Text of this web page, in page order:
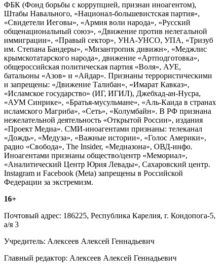
ФБК (Фонд борьбы с коррупцией, признан иноагентом),
Штабы Навального, «Национал-большевистская партия»,
«Свидетели Иеговы», «Армия воли народа», «Русский
общенациональный союз», «Движение против нелегальной
иммиграции», «Правый сектор», УНА-УНСО, УПА, «Тризуб
им. Степана Бандеры», «Мизантропик дивижн», «Меджлис
крымскотатарского народа», движение «Артподготовка»,
общероссийская политическая партия «Воля», АУЕ,
батальоны «Азов» и «Айдар». Признаны террористическими
и запрещены: «Движение Талибан», «Имарат Кавказ»,
«Исламское государство» (ИГ, ИГИЛ), Джебхад-ан-Нусра,
«АУМ Синрике», «Братья-мусульмане», «Аль-Каида в странах
исламского Магриба», «Сеть», «Колумбайн». В РФ признана
нежелательной деятельность «Открытой России», издания
«Проект Медиа». СМИ-иноагентами признаны: телеканал
«Дождь», «Медуза», «Важные истории», «Голос Америки»,
радио «Свобода», The Insider, «Медиазона», ОВД-инфо.
Иноагентами признаны общество/центр «Мемориал»,
«Аналитический Центр Юрия Левады», Сахаровский центр.
Instagram и Facebook (Metа) запрещены в Российской
Федерации за экстремизм.
16+
Почтовый адрес: 186225, Республика Карелия, г. Кондопога-5,
а/я 3
Учредитель: Алексеев Алексей Геннадьевич
Главный редактор: Алексеев Алексей Геннадьевич